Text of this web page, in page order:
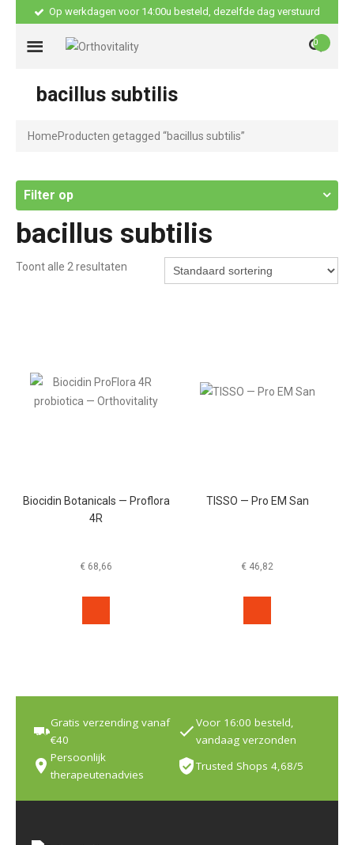
Op werkdagen voor 14:00u besteld, dezelfde dag verstuurd
0
bacillus subtilis
HomeProducten getagged “bacillus subtilis”
Filter op
bacillus subtilis
Toont alle 2 resultaten
Biocidin Botanicals — Proflora
4R
€ 68,66
TISSO — Pro EM San
€ 46,82
Gratis verzending vanaf
€40
Voor 16:00 besteld,
vandaag verzonden
Persoonlijk
therapeutenadvies
Trusted Shops 4,68/5